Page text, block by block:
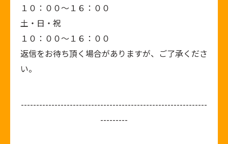
１０：００～１６：００
土・日・祝
１０：００～１６：００
返信をお待ち頂く場合がありますが、ご了承くださ
い。
-------------------------------------------------------------
---------